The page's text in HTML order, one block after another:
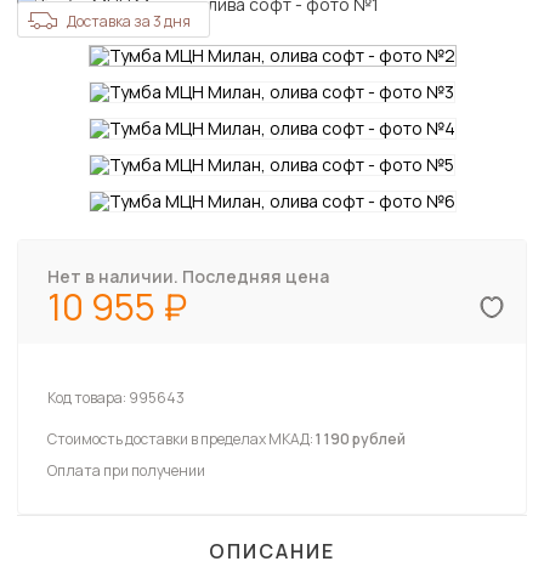
Доставка за 3 дня
Нет в наличии. Последняя цена
10 955
Код товара: 995643
Стоимость доставки в пределах МКАД:1 190 рублей
Оплата при получении
ОПИСАНИЕ